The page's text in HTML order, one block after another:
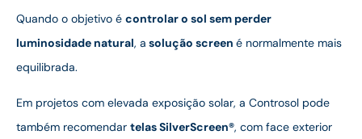
Quando o objetivo é controlar o sol sem perder
luminosidade natural, a solução screen é normalmente mais
equilibrada.
Em projetos com elevada exposição solar, a Controsol pode
também recomendar telas SilverScreen®, com face exterior